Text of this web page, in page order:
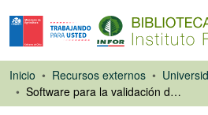
Inicio Recursos externos
Software para la validación de supuestos de regresión aplicados a funciones de volumen y ahusamiento.